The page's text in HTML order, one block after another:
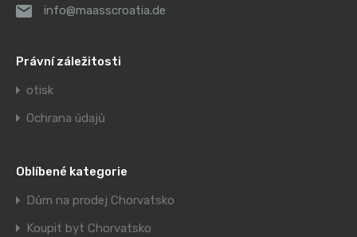
info@maasscroatia.de
Právní záležitosti
otisk
Ochrana údajů
Oblíbené kategorie
Dům na prodej Chorvatsko
Koupit byt Chorvatsko